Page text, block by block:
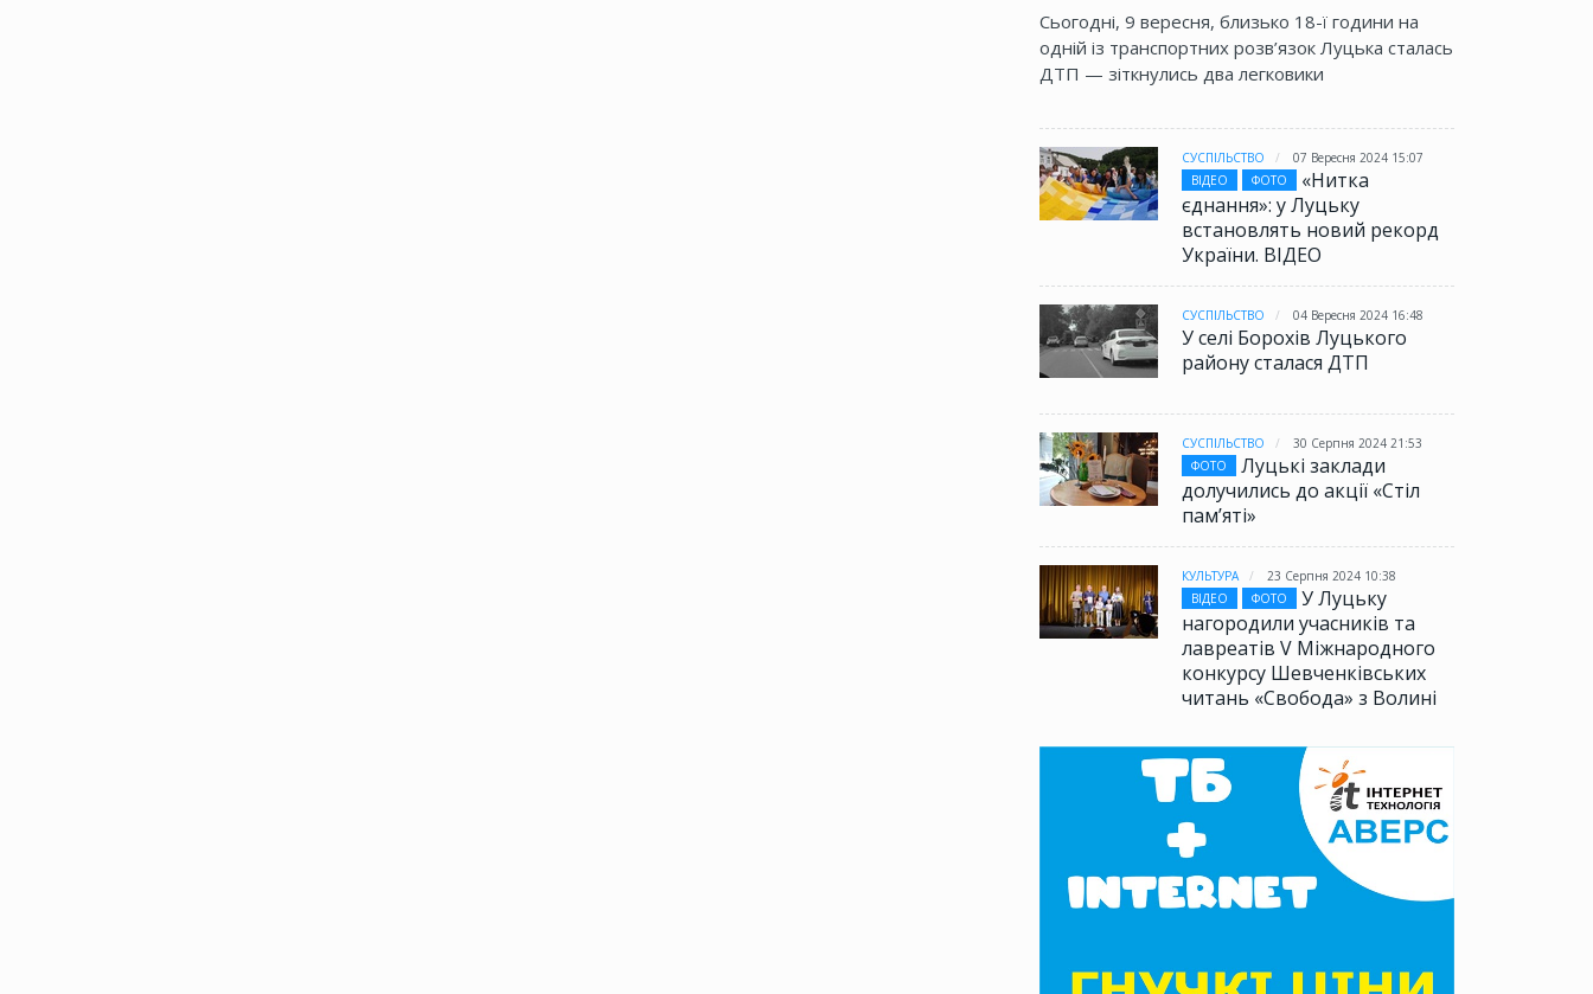
Сьогодні, 9 вересня, близько 18-ї години на
одній із транспортних розв’язок Луцька сталась
ДТП — зіткнулись два легковики
СУСПІЛЬСТВО
07 Вересня 2024 15:07
ВІДЕО
ФОТО
«Нитка
єднання»: у Луцьку
встановлять новий рекорд
України. ВІДЕО
СУСПІЛЬСТВО 04 Вересня 2024 16:48
У селі Борохів Луцького
району сталася ДТП
СУСПІЛЬСТВО
30 Серпня 2024 21:53
ФОТО
Луцькі заклади
долучились до акції «Стіл
памʼяті»
КУЛЬТУРА
23 Серпня 2024 10:38
ВІДЕО
ФОТО
У Луцьку
нагородили учасників та
лавреатів V Міжнародного
конкурсу Шевченківських
читань «Свобода» з Волині